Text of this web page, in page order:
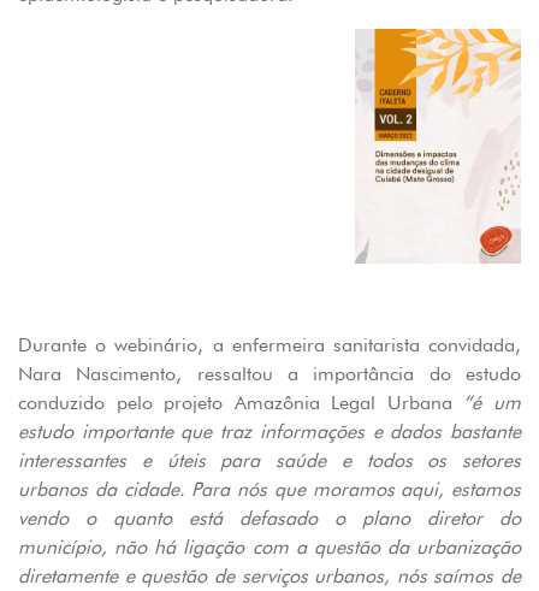
Durante o webinário, a enfermeira sanitarista convidada,
Nara Nascimento, ressaltou a importância do estudo
conduzido pelo projeto Amazônia Legal Urbana “é um
estudo importante que traz informações e dados bastante
interessantes e úteis para saúde e todos os setores
urbanos da cidade. Para nós que moramos aqui, estamos
vendo o quanto está defasado o plano diretor do
município, não há ligação com a questão da urbanização
diretamente e questão de serviços urbanos, nós saímos de